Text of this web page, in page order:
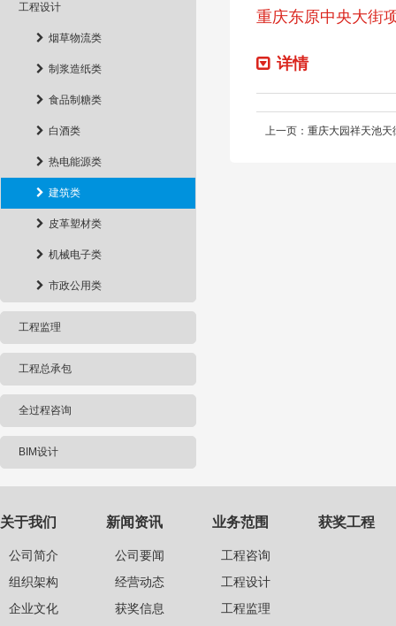
工程设计
烟草物流类
制浆造纸类
食品制糖类
白酒类
热电能源类
建筑类
皮革塑材类
机械电子类
市政公用类
工程监理
工程总承包
全过程咨询
BIM设计
重庆东原中央大街
详情
上一页：重庆大园祥天池天
关于我们
公司简介
组织架构
企业文化
新闻资讯
公司要闻
经营动态
获奖信息
业务范围
工程咨询
工程设计
工程监理
获奖工程